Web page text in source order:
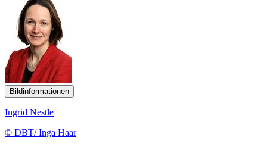
Bildinformationen
Ingrid Nestle
© DBT/ Inga Haar